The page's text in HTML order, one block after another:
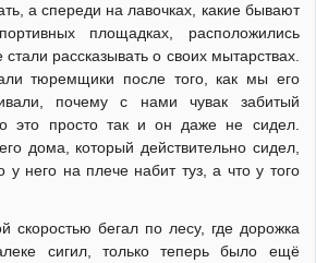
а спереди на лавочках, какие бывают
площадках, расположились
рассказывать о своих мытарствах.
тюремщики после того, как мы его
почему с нами чувак забитый
это просто так и он даже не сидел.
дома, который действительно сидел,
у него на плече набит туз, а что у того
бегал по лесу, где дорожка
сигил, только теперь было ещё